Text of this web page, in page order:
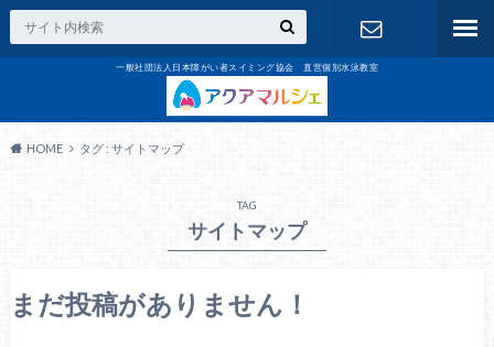
一般社団法人日本障がい者スイミング協会 直営個別水泳教室
HOME タグ : サイトマップ
TAG
サイトマップ
まだ投稿がありません！